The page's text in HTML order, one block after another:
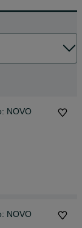
Mochila Kappa Estado: NOVO
Mochila Kappa Estado: NOVO